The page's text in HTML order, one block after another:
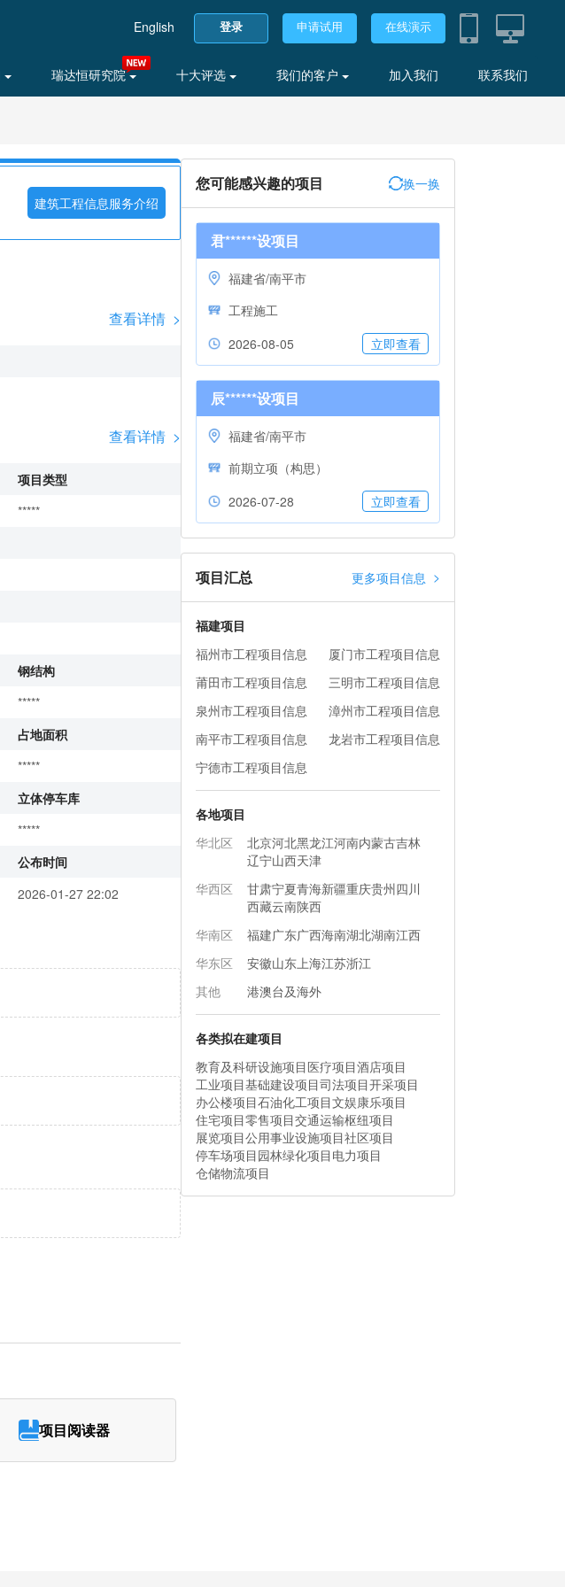
English 登录 申请试用 在线演示
瑞达恒研究院 十大评选 我们的客户 加入我们 联系我们
建筑工程信息服务介绍
查看详情 >
查看详情 >
项目类型
*****
钢结构
*****
占地面积
*****
立体停车库
*****
公布时间
2026-01-27 22:02
项目阅读器
您可能感兴趣的项目 换一换
君******设项目
福建省/南平市
工程施工
2026-08-05
立即查看
辰******设项目
福建省/南平市
前期立项（构思）
2026-07-28
立即查看
项目汇总 更多项目信息 >
福建项目
福州市工程项目信息
厦门市工程项目信息
莆田市工程项目信息
三明市工程项目信息
泉州市工程项目信息
漳州市工程项目信息
南平市工程项目信息
龙岩市工程项目信息
宁德市工程项目信息
各地项目
华北区
北京河北黑龙江河南内蒙古吉林
辽宁山西天津
华西区
甘肃宁夏青海新疆重庆贵州四川
西藏云南陕西
华南区
福建广东广西海南湖北湖南江西
华东区
安徽山东上海江苏浙江
其他
港澳台及海外
各类拟在建项目
教育及科研设施项目医疗项目酒店项目
工业项目基础建设项目司法项目开采项目
办公楼项目石油化工项目文娱康乐项目
住宅项目零售项目交通运输枢纽项目
展览项目公用事业设施项目社区项目
停车场项目园林绿化项目电力项目
仓储物流项目